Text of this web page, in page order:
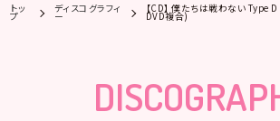
トッ
プ
ディスコグラフィ
ー
【CD】 僕たちは戦わない Type D
DVD複合)